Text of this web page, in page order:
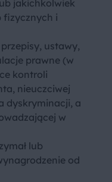
jakichkolwiek
fizycznych i
ustawy,
prawne (w
kontroli
nieuczciwej
dyskryminacji, a
w
lub
od